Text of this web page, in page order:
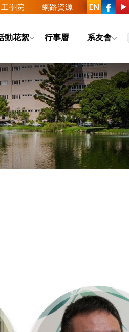
工學院 網路資源
動花絮 行事曆 系友會